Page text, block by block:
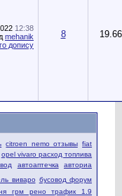
12:38
mehanik 8
citroen nemo отзывы fiat
opel vivaro расход топлива
автоаптечка авториа
виваро бусовод форум
грм рено трафик 1.9